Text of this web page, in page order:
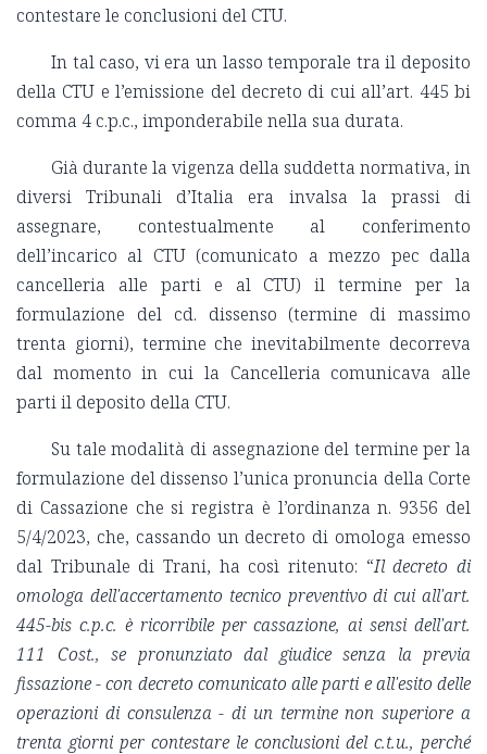
contestare le conclusioni del CTU.
In tal caso, vi era un lasso temporale tra il deposito
della CTU e l’emissione del decreto di cui all’art. 445 bi
comma 4 c.p.c., imponderabile nella sua durata.
Già durante la vigenza della suddetta normativa, in
diversi Tribunali d’Italia era invalsa la prassi di
assegnare, contestualmente al conferimento
dell’incarico al CTU (comunicato a mezzo pec dalla
cancelleria alle parti e al CTU) il termine per la
formulazione del cd. dissenso (termine di massimo
trenta giorni), termine che inevitabilmente decorreva
dal momento in cui la Cancelleria comunicava alle
parti il deposito della CTU.
Su tale modalità di assegnazione del termine per la
formulazione del dissenso l’unica pronuncia della Corte
di Cassazione che si registra è l’ordinanza n. 9356 del
5/4/2023, che, cassando un decreto di omologa emesso
dal Tribunale di Trani, ha così ritenuto: “Il decreto di
omologa dell'accertamento tecnico preventivo di cui all'art.
445-bis c.p.c. è ricorribile per cassazione, ai sensi dell'art.
111 Cost., se pronunziato dal giudice senza la previa
fissazione - con decreto comunicato alle parti e all'esito delle
operazioni di consulenza - di un termine non superiore a
trenta giorni per contestare le conclusioni del c.t.u., perché